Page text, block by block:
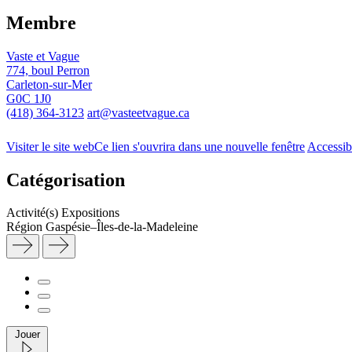
Membre
Vaste et Vague
774, boul Perron
Carleton-sur-Mer
G0C 1J0
(418) 364-3123 art@vasteetvague.ca
Visiter le site webCe lien s'ouvrira dans une nouvelle fenêtre
Catégorisation
Activité(s) Expositions
Région Gaspésie–Îles-de-la-Madeleine
Jouer